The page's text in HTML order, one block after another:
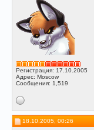
Регистрация: 17.10.2005
Адрес: Moscow
Сообщения: 1,519
18.10.2005, 00:26